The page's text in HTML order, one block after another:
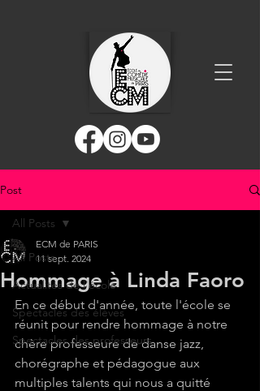
Post
All Posts
Actualités de l'école
Spectacles des élèves
Spectacles des professeurs
All Posts
Hommage à Linda Faoro
ECM de PARIS
11 sept. 2024
En ce début d'année, toute l'école se
réunit pour rendre hommage à notre
chère professeure de danse jazz,
chorégraphe et pédagogue aux
multiples talents qui nous a quitté